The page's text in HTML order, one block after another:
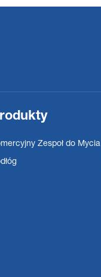
Zespoł do Mycia